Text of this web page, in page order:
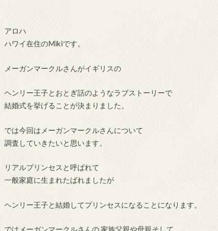
アロハ
ハワイ在住のMikiです。
メーガンマークルさんがイギリスの
ヘンリー王子とおとぎ話のようなラブストーリーで
結婚式を挙げることが決まりました。
では今回はメーガンマークルさんについて
調査していきたいと思います。
リアルプリンセスと呼ばれて
一般家庭に生まれたばれましたが
ヘンリー王子と結婚してプリンセスになることになります。